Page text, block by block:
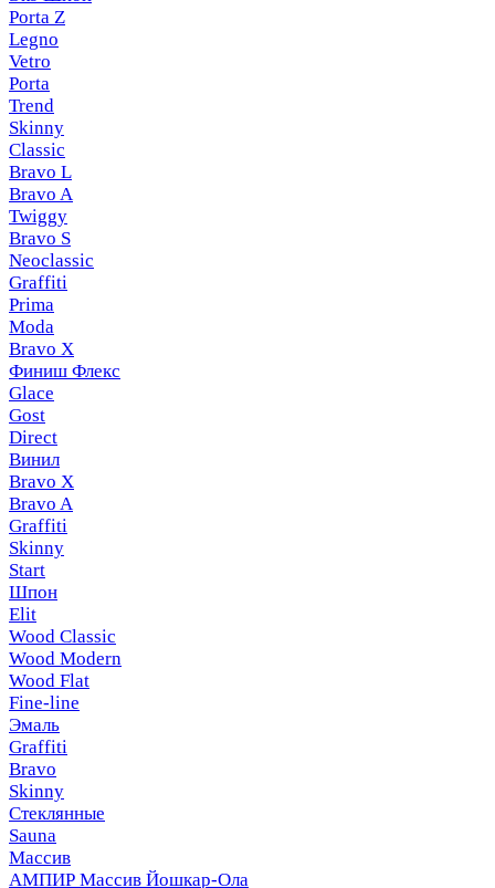
Porta Z
Legno
Vetro
Porta
Trend
Skinny
Classic
Bravo L
Bravo A
Twiggy
Bravo S
Neoclassic
Graffiti
Prima
Moda
Bravo X
Финиш Флекс
Glace
Gost
Direct
Винил
Bravo X
Bravo A
Graffiti
Skinny
Start
Шпон
Elit
Wood Classic
Wood Modern
Wood Flat
Fine-line
Эмаль
Graffiti
Bravo
Skinny
Стеклянные
Sauna
Массив
АМПИР Массив Йошкар-Ола